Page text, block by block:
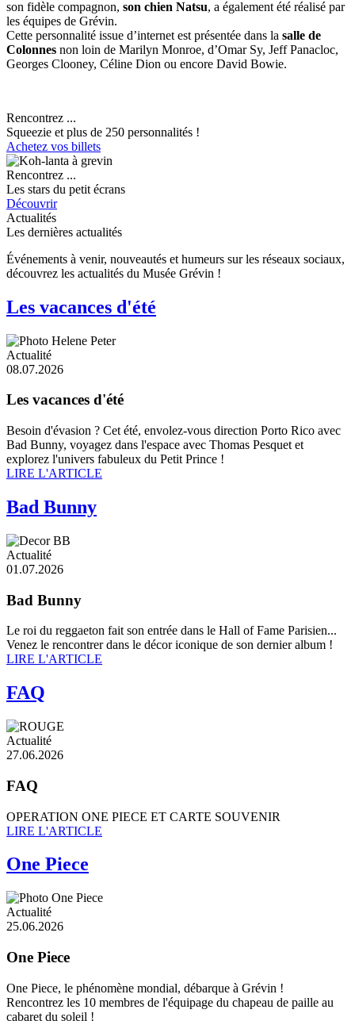
son fidèle compagnon, son chien Natsu, a également été réalisé par
les équipes de Grévin.
Cette personnalité issue d’internet est présentée dans la salle de
Colonnes non loin de Marilyn Monroe, d’Omar Sy, Jeff Panacloc,
Georges Clooney, Céline Dion ou encore David Bowie.
Rencontrez ...
Squeezie et plus de 250 personnalités !
Achetez vos billets
Rencontrez ...
Les stars du petit écrans
Découvrir
Actualités
Les dernières actualités
Événements à venir, nouveautés et humeurs sur les réseaux sociaux,
découvrez les actualités du Musée Grévin !
Les vacances d'été
Actualité
08.07.2026
Les vacances d'été
Besoin d'évasion ? Cet été, envolez-vous direction Porto Rico avec
Bad Bunny, voyagez dans l'espace avec Thomas Pesquet et
explorez l'univers fabuleux du Petit Prince !
LIRE L'ARTICLE
Bad Bunny
Actualité
01.07.2026
Bad Bunny
Le roi du reggaeton fait son entrée dans le Hall of Fame Parisien...
Venez le rencontrer dans le décor iconique de son dernier album !
LIRE L'ARTICLE
FAQ
Actualité
27.06.2026
FAQ
OPERATION ONE PIECE ET CARTE SOUVENIR
LIRE L'ARTICLE
One Piece
Actualité
25.06.2026
One Piece
One Piece, le phénomène mondial, débarque à Grévin !
Rencontrez les 10 membres de l'équipage du chapeau de paille au
cabaret du soleil !